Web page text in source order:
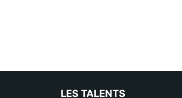
LES TALENTS